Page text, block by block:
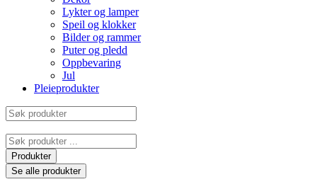
Lykter og lamper
Speil og klokker
Bilder og rammer
Puter og pledd
Oppbevaring
Jul
Pleieprodukter
Søk
produkter
Search
...Produkter
Se alle produkter